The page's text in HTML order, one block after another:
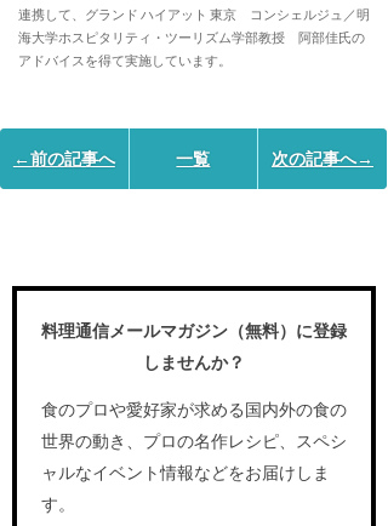
連携して、グランド ハイアット 東京 コンシェルジュ／明
海大学ホスピタリティ・ツーリズム学部教授 阿部佳氏の
アドバイスを得て実施しています。
←前の記事へ 一覧 次の記事へ→
料理通信メールマガジン（無料）に登録
しませんか？
食のプロや愛好家が求める国内外の食の
世界の動き、プロの名作レシピ、スペシ
ャルなイベント情報などをお届けしま
す。